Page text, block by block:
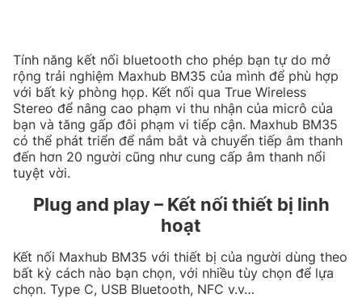
Tính năng kết nối bluetooth cho phép bạn tự do mở
rộng trải nghiệm Maxhub BM35 của mình để phù hợp
với bất kỳ phòng họp. Kết nối qua True Wireless
Stereo để nâng cao phạm vi thu nhận của micrô của
bạn và tăng gấp đôi phạm vi tiếp cận. Maxhub BM35
có thể phát triển để nắm bắt và chuyển tiếp âm thanh
đến hơn 20 người cũng như cung cấp âm thanh nổi
tuyệt vời.
Plug and play – Kết nối thiết bị linh
hoạt
Kết nối Maxhub BM35 với thiết bị của người dùng theo
bất kỳ cách nào bạn chọn, với nhiều tùy chọn để lựa
chọn. Type C, USB Bluetooth, NFC v.v…